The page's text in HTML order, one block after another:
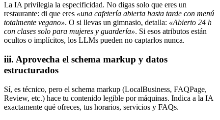
La IA privilegia la especificidad. No digas solo que eres un
restaurante: di que eres «una cafetería abierta hasta tarde con menú
totalmente vegano». O si llevas un gimnasio, detalla: «Abierto 24 h
con clases solo para mujeres y guardería». Si esos atributos están
ocultos o implícitos, los LLMs pueden no captarlos nunca.
iii. Aprovecha el schema markup y datos
estructurados
Sí, es técnico, pero el schema markup (LocalBusiness, FAQPage,
Review, etc.) hace tu contenido legible por máquinas. Indica a la IA
exactamente qué ofreces, tus horarios, servicios y FAQs.